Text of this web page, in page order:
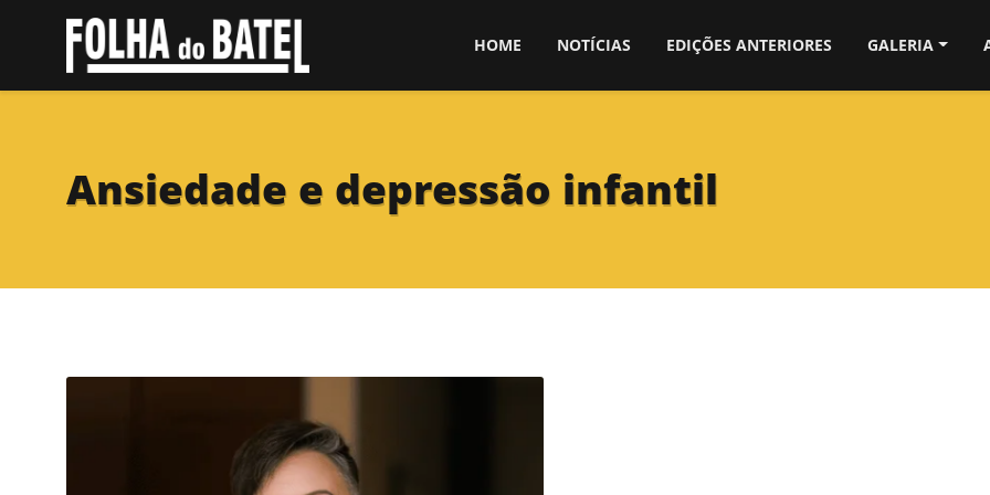
HOME NOTÍCIAS EDIÇÕES ANTERIORES GALERIA
Ansiedade e depressão infantil